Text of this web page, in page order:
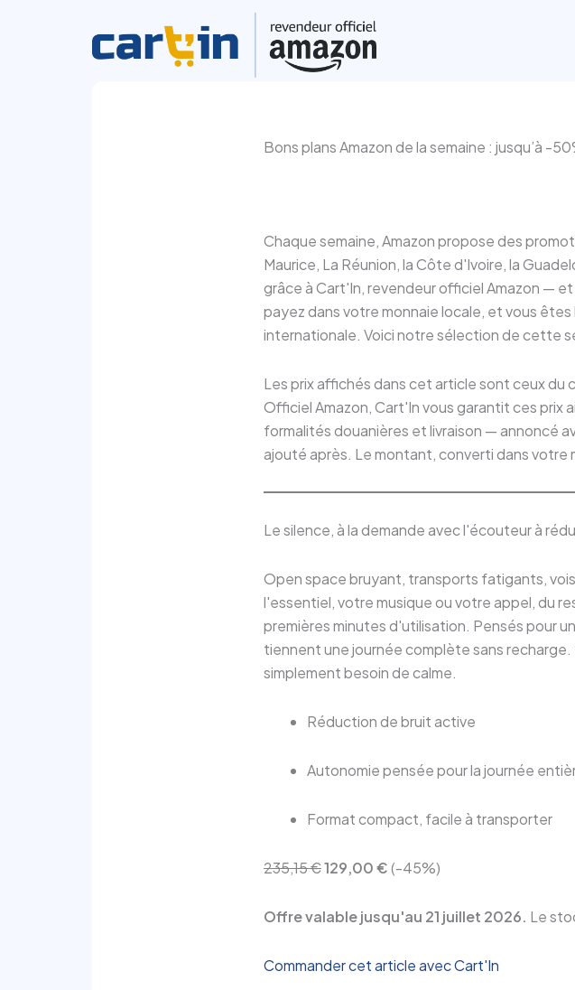
Bons plans Amazon de la semaine : jusqu’à -
Chaque semaine, Amazon propose des
Maurice, La Réunion, la Côte d'Ivoire, la
grâce à Cart'In, revendeur officiel Amazon —
payez dans votre monnaie locale, et vous
internationale. Voici notre sélection de cette
Les prix affichés dans cet article sont ceux du
Officiel Amazon, Cart'In vous garantit ces
formalités douanières et livraison — annoncé
ajouté après. Le montant, converti dans votre
Le silence, à la demande avec l'écouteur à
Open space bruyant, transports fatigants,
l'essentiel, votre musique ou votre appel, du
premières minutes d'utilisation. Pensés pour
tiennent une journée complète sans
simplement besoin de calme.
Réduction de bruit active
Autonomie pensée pour la journée
Format compact, facile à transporter
235,15 €129,00 €(-45%)
Offre valable jusqu'au 21 juillet 2026. Le
Commander cet article avec Cart'In